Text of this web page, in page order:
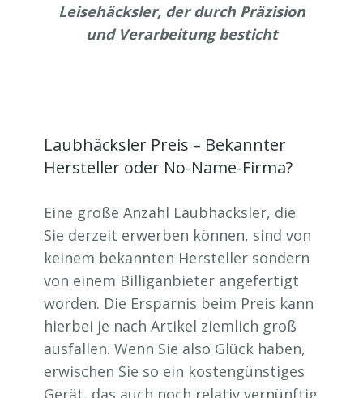
Leisehäcksler, der durch Präzision
und Verarbeitung besticht
Laubhäcksler Preis – Bekannter
Hersteller oder No-Name-Firma?
Eine große Anzahl Laubhäcksler, die
Sie derzeit erwerben können, sind von
keinem bekannten Hersteller sondern
von einem Billiganbieter angefertigt
worden. Die Ersparnis beim Preis kann
hierbei je nach Artikel ziemlich groß
ausfallen. Wenn Sie also Glück haben,
erwischen Sie so ein kostengünstiges
Gerät, das auch noch relativ vernünftig